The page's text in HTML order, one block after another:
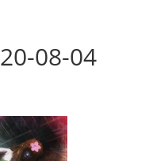
08-04